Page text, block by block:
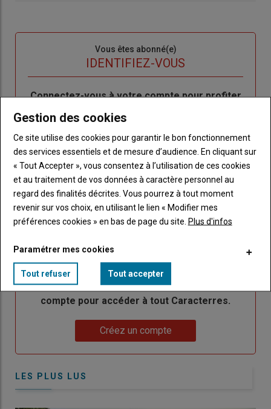
Vous êtes abonné(e)
IDENTIFIEZ-VOUS
Body
Connectez-vous à votre compte pour profiter
Lien
"Créer
nouveau
compte"
Créer un nouveau compte
"Réinitialiser
votre
mot
de
passe"
Réinitialiser votre mot de passe
Lien
"Je
me
connecte"
Je me connecte
titre
TITRE CRÉEZ UN COMPTE
BodyChoisissez votre formule et créez votre
compte pour accéder à tout Caracterres.
Créez un compte
LES PLUS LUS
Gestion des cookies
Ce site utilise des cookies pour garantir le bon fonctionnement
des services essentiels et de mesure d’audience. En cliquant sur
« Tout Accepter », vous consentez à l’utilisation de ces cookies
et au traitement de vos données à caractère personnel au
regard des finalités décrites. Vous pourrez à tout moment
revenir sur vos choix, en utilisant le lien « Modifier mes
préférences cookies » en bas de page du site. Plus d'infos
Paramétrer mes cookies
Tout refuser Tout accepter